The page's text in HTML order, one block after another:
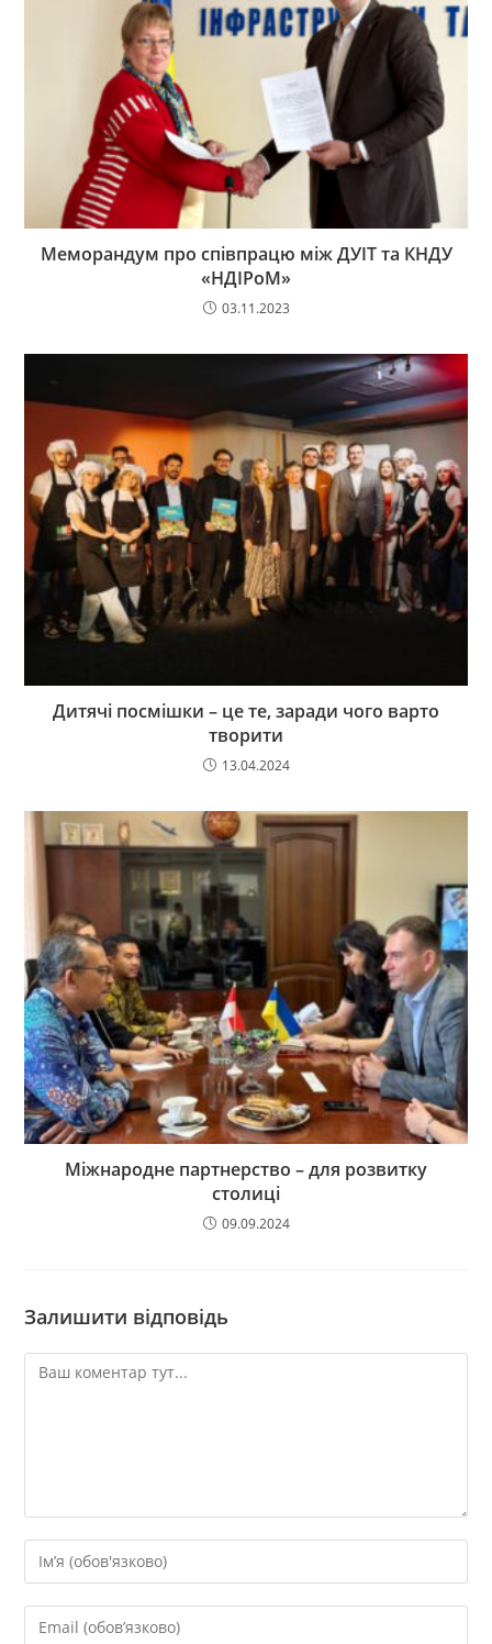
Меморандум про співпрацю між ДУІТ та КНДУ
«НДІРоМ»
03.11.2023
Дитячі посмішки – це те, заради чого варто
творити
13.04.2024
Міжнародне партнерство – для розвитку
столиці
09.09.2024
Залишити відповідь